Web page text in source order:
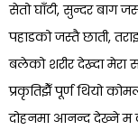
सेतो घाँटी, सुन्दर बाग
पहाडको जस्तै छाती,
बलेको शरीर देख्दा मेरा
प्रकृतिझैँ पूर्ण थियो
दोहनमा आनन्द देख्ने म